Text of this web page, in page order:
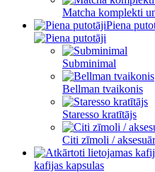
Matcha komplekti
Piena
Subminimal
Bellman tvaikonis
Staresso kratītājs
Citi zīmoli /
kafijas kapsulas